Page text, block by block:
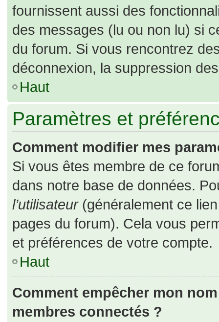
fournissent aussi des
des messages (lu ou non lu) si
du forum. Si vous rencontrez
déconnexion, la suppression
Haut
Paramètres et
Comment modifier mes
Si vous êtes membre de ce
dans notre base de données.
l’utilisateur(généralement ce
pages du forum). Cela vous
et préférences de votre compte.
Haut
Comment empêcher mon
membres connectés ?